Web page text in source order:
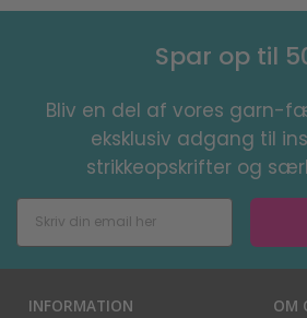
Spar op til
Bliv en del af vores garn-
eksklusiv adgang til
strikkeopskrifter og
INFORMATION OM